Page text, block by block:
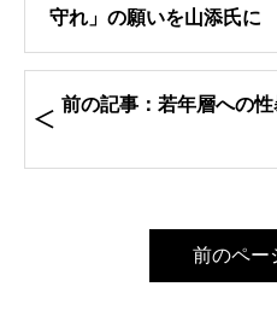
守れ」の願いを山添氏に
前の記事：若年層への
前のペー